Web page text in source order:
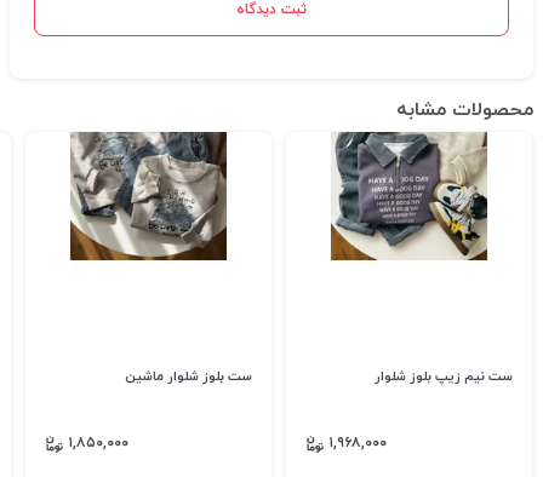
ثبت دیدگاه
محصولات مشابه
ست نیم زیپ بلوز شلوار
۱,۹۶۸,۰۰۰
ست بلوز شلوار ماشین
۱,۸۵۰,۰۰۰